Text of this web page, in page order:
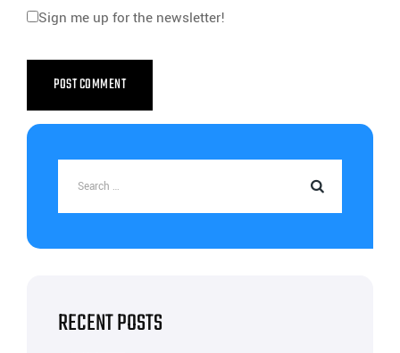
Sign me up for the newsletter!
RECENT POSTS